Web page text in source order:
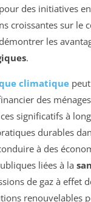
des initiatives
croissantes sur le
les
.
climatique
des
significatifs à
durables
à des
liées à la
de gaz à effet
renouvelables